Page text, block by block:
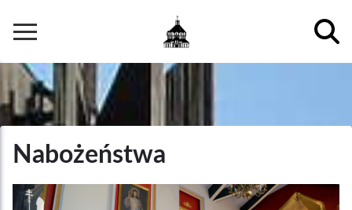
do
treści
Główna
nawigacja
Nabożeństwa